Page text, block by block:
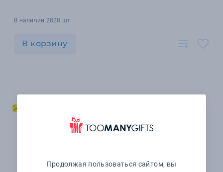
В наличии 2828 шт.
В корзину
Продолжая пользоваться сайтом, вы